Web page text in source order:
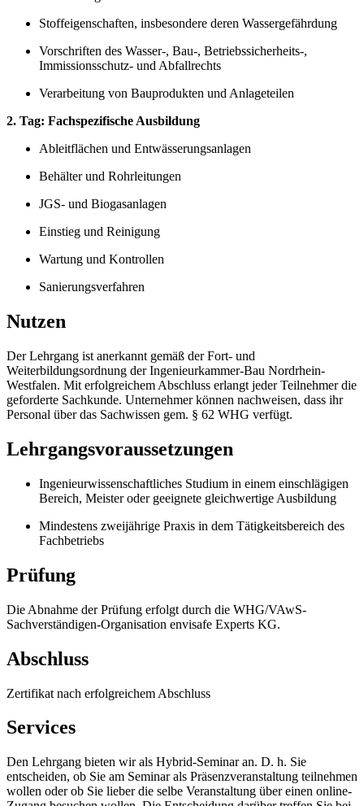
Stoffeigenschaften, insbesondere deren Wassergefährdung
Vorschriften des Wasser-, Bau-, Betriebssicherheits-,
Immissionsschutz- und Abfallrechts
Verarbeitung von Bauprodukten und Anlageteilen
2. Tag: Fachspezifische Ausbildung
Ableitflächen und Entwässerungsanlagen
Behälter und Rohrleitungen
JGS- und Biogasanlagen
Einstieg und Reinigung
Wartung und Kontrollen
Sanierungsverfahren
Nutzen
Der Lehrgang ist anerkannt gemäß der Fort- und
Weiterbildungsordnung der Ingenieurkammer-Bau Nordrhein-
Westfalen. Mit erfolgreichem Abschluss erlangt jeder Teilnehmer die
geforderte Sachkunde. Unternehmer können nachweisen, dass ihr
Personal über das Sachwissen gem. § 62 WHG verfügt.
Lehrgangsvoraussetzungen
Ingenieurwissenschaftliches Studium in einem einschlägigen
Bereich, Meister oder geeignete gleichwertige Ausbildung
Mindestens zweijährige Praxis in dem Tätigkeitsbereich des
Fachbetriebs
Prüfung
Die Abnahme der Prüfung erfolgt durch die WHG/VAwS-
Sachverständigen-Organisation envisafe Experts KG.
Abschluss
Zertifikat nach erfolgreichem Abschluss
Services
Den Lehrgang bieten wir als Hybrid-Seminar an. D. h. Sie
entscheiden, ob Sie am Seminar als Präsenzveranstaltung teilnehmen
wollen oder ob Sie lieber die selbe Veranstaltung über einen online-